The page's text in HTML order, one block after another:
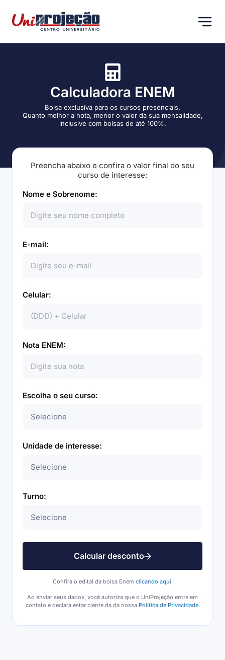
Calculadora ENEM
Bolsa exclusiva para os cursos presenciais.
Quanto melhor a nota, menor o valor da sua mensalidade,
inclusive com bolsas de até 100%.
Preencha abaixo e confira o valor final do seu
curso de interesse:
Nome e Sobrenome:
E-mail:
Celular:
Nota ENEM:
Escolha o seu curso:
Unidade de interesse:
Turno:
Calcular desconto
Confira o edital da bolsa Enem clicando aqui.
Ao enviar seus dados, você autoriza que o UniProjeção entre em
contato e declara estar ciente da da nossa Política de Privacidade.